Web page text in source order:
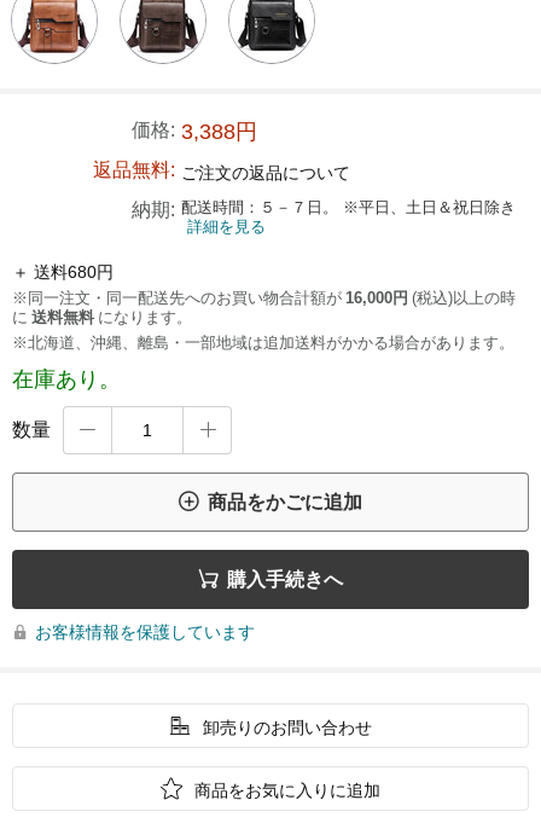
価格: 3,388円
返品無料: ご注文の返品について
納期: 配送時間：５－７日。 ※平日、土日＆祝日除き
詳細を見る
＋ 送料680円
※同一注文・同一配送先へのお買い物合計額が 16,000円 (税込)以上の時
に 送料無料 になります。
※北海道、沖縄、離島・一部地域は追加送料がかかる場合があります。
在庫あり。
数量  
 商品をかごに追加
 購入手続きへ
 お客様情報を保護しています
 卸売りのお問い合わせ
 商品をお気に入りに追加